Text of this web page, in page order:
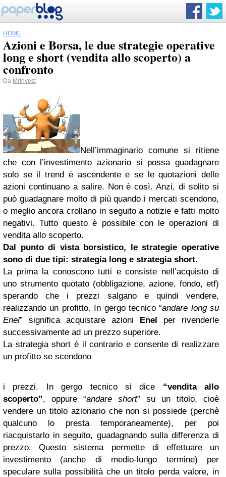
HOME
Azioni e Borsa, le due strategie operative
long e short (vendita allo scoperto) a
confronto
Da Mrinvest
Nell’immaginario comune si ritiene
che con l’investimento azionario si possa guadagnare
solo se il trend è ascendente e se le quotazioni delle
azioni continuano a salire. Non è così. Anzi, di solito si
può guadagnare molto di più quando i mercati scendono,
o meglio ancora crollano in seguito a notizie e fatti molto
negativi. Tutto questo è possibile con le operazioni di
vendita allo scoperto.
Dal punto di vista borsistico, le strategie operative
sono di due tipi: strategia long e strategia short.
La prima la conoscono tutti e consiste nell’acquisto di
uno strumento quotato (obbligazione, azione, fondo, etf)
sperando che i prezzi salgano e quindi vendere,
realizzando un profitto. In gergo tecnico “andare long su
Enel” significa acquistare azioni Enel per rivenderle
successivamente ad un prezzo superiore.
La strategia short è il contrario e consente di realizzare
un profitto se scendono
i prezzi. In gergo tecnico si dice “vendita allo
scoperto”, oppure “andare short” su un titolo, cioè
vendere un titolo azionario che non si possiede (perchè
qualcuno lo presta temporaneamente), per poi
riacquistarlo in seguito, guadagnando sulla differenza di
prezzo. Questo sistema permette di effettuare un
investimento (anche di medio-lungo termine) per
speculare sulla possibilità che un titolo perda valore, in